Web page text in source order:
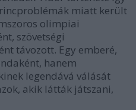
miatt került
olimpiai
szövetségi
távozott. Egy emberé,
hanem
legendává válását
akik látták játszani,